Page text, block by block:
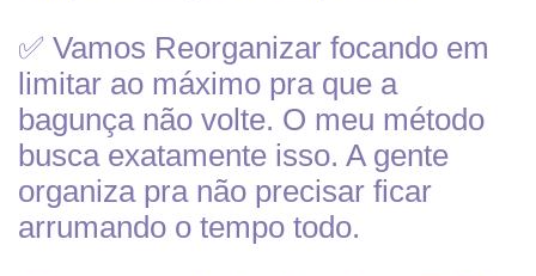
✅ Vamos Reorganizar focando em
limitar ao máximo pra que a
bagunça não volte. O meu método
busca exatamente isso. A gente
organiza pra não precisar ficar
arrumando o tempo todo.